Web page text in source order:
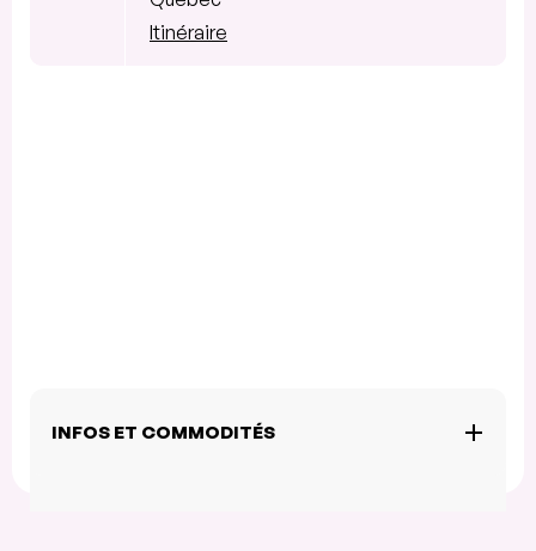
Itinéraire
INFOS ET COMMODITÉS